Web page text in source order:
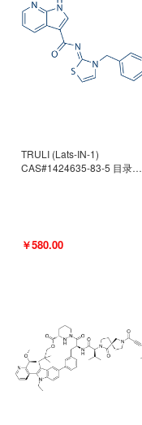
TRULI (Lats-IN-1)
CAS#1424635-83-5 目录号
￥580.00